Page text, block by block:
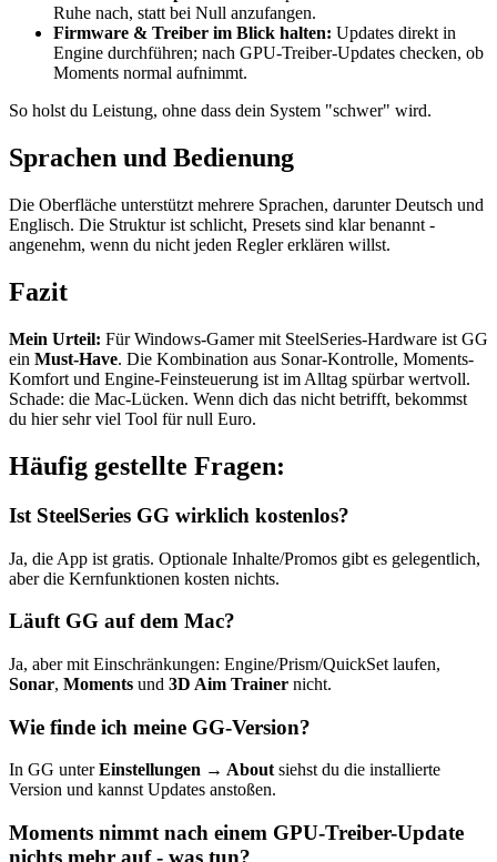
Ruhe nach, statt bei Null anzufangen.
Firmware & Treiber im Blick halten: Updates direkt in
Engine durchführen; nach GPU-Treiber-Updates checken, ob
Moments normal aufnimmt.
So holst du Leistung, ohne dass dein System "schwer" wird.
Sprachen und Bedienung
Die Oberfläche unterstützt mehrere Sprachen, darunter Deutsch und
Englisch. Die Struktur ist schlicht, Presets sind klar benannt -
angenehm, wenn du nicht jeden Regler erklären willst.
Fazit
Mein Urteil: Für Windows-Gamer mit SteelSeries-Hardware ist GG
ein Must-Have. Die Kombination aus Sonar-Kontrolle, Moments-
Komfort und Engine-Feinsteuerung ist im Alltag spürbar wertvoll.
Schade: die Mac-Lücken. Wenn dich das nicht betrifft, bekommst
du hier sehr viel Tool für null Euro.
Häufig gestellte Fragen:
Ist SteelSeries GG wirklich kostenlos?
Ja, die App ist gratis. Optionale Inhalte/Promos gibt es gelegentlich,
aber die Kernfunktionen kosten nichts.
Läuft GG auf dem Mac?
Ja, aber mit Einschränkungen: Engine/Prism/QuickSet laufen,
Sonar, Moments und 3D Aim Trainer nicht.
Wie finde ich meine GG-Version?
In GG unterEinstellungen → About siehst du die installierte
Version und kannst Updates anstoßen.
Moments nimmt nach einem GPU-Treiber-Update
nichts mehr auf - was tun?